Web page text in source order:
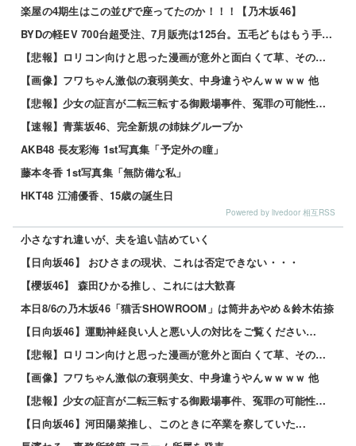
楽屋の4期生はこの並びで座ってたのか！！！【乃木坂46】
BYDの軽EV 700台超受注、7月販売は125台。五毛どもはもう手に入れた？
【悲報】ロリコン向けと思った漫画が意外と面白くて草、その理由がこれｗｗｗｗ 他
【画像】フワちゃん激似の衰弱美女、中身違うやんｗｗｗｗ 他
【悲報】少女の証言が二転三転する御殿場事件、冤罪の可能性で少年たち涙目・・・その理由とはｗｗｗｗ 他
【速報】青葉坂46、完全新規の姉妹グループか
AKB48 長友彩海 1st写真集「予定外の瞳」
藤本冬香 1st写真集「無防備な私」
HKT48 江浦優香、15歳の誕生日
Powered by livedoor 相互RSS
小さなすれ違いが、夫を追い詰めていく
【日向坂46】 おひさまの現状、これは否定できない・・・
【櫻坂46】 森田ひかる推し、これには大歓喜
本日8/6の乃木坂46「猫舌SHOWROOM」は筒井あやめ＆鈴木佑捺
【日向坂46】運動神経良い人と悪い人の対比をご覧ください…
【悲報】ロリコン向けと思った漫画が意外と面白くて草、その理由がこれｗｗｗｗ 他
【画像】フワちゃん激似の衰弱美女、中身違うやんｗｗｗｗ 他
【悲報】少女の証言が二転三転する御殿場事件、冤罪の可能性で少年たち涙目・・・その理由とはｗｗｗｗ 他
【日向坂46】河田陽菜推し、このときに卒業を察していた...